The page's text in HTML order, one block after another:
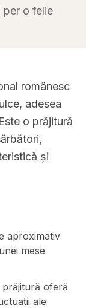
per o felie
românesc
adesea
o prăjitură
și
aproximativ
mese
prăjitură oferă
ale